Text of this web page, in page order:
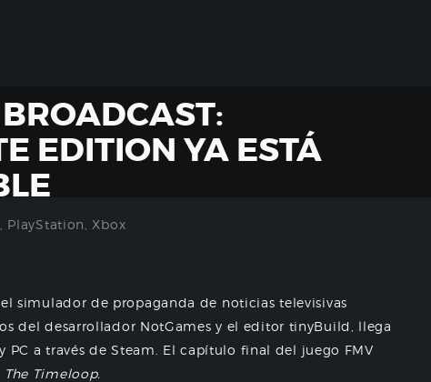
EDITION YA ESTÁ
PlayStation Xbox
simulador de propaganda de noticias televisivas
del desarrollador NotGames y el editor tinyBuild, llega
PC a través de Steam. El capítulo final del juego FMV
The Timeloop.